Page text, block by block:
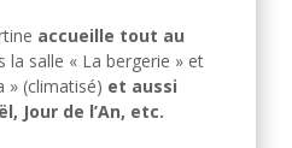
accueille tout au
la salle « La bergerie » et
» (climatisé) et aussi
Jour de l’An, etc.